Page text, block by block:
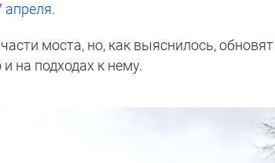
апреля.
моста, но, как выяснилось, обновят
на подходах к нему.